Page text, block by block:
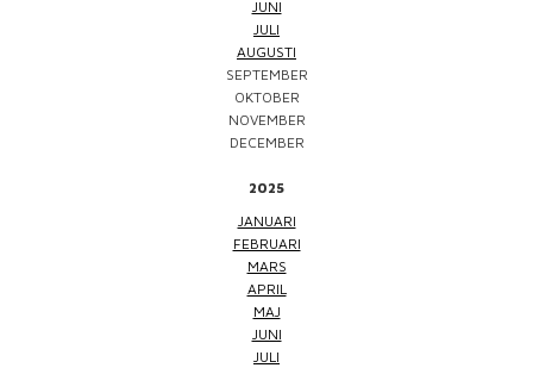
JUNI
JULI
AUGUSTI
SEPTEMBER
OKTOBER
NOVEMBER
DECEMBER
2025
JANUARI
FEBRUARI
MARS
APRIL
MAJ
JUNI
JULI